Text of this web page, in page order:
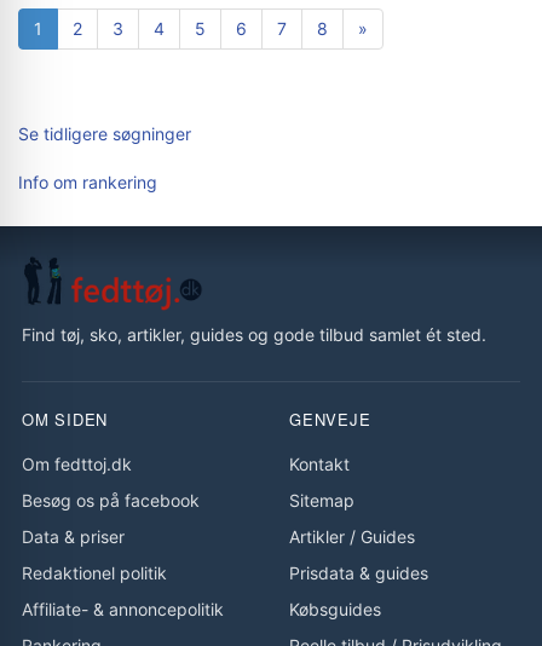
1 2 3 4 5 6 7 8 »
Se tidligere søgninger
Info om rankering
Find tøj, sko, artikler, guides og gode tilbud samlet ét sted.
OM SIDEN
Om fedttoj.dk
Besøg os på facebook
Data & priser
Redaktionel politik
Affiliate- & annoncepolitik
GENVEJE
Kontakt
Sitemap
Artikler / Guides
Prisdata & guides
Købsguides